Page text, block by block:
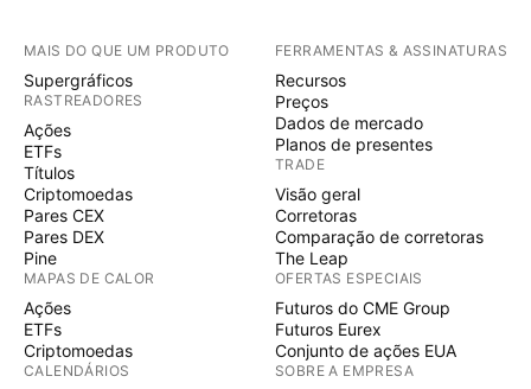
MAIS DO QUE UM PRODUTO
Supergráficos
RASTREADORES
Ações
ETFs
Títulos
Criptomoedas
Pares CEX
Pares DEX
Pine
MAPAS DE CALOR
Ações
ETFs
Criptomoedas
CALENDÁRIOS
FERRAMENTAS & ASSINATURAS
Recursos
Preços
Dados de mercado
Planos de presentes
TRADE
Visão geral
Corretoras
Comparação de corretoras
The Leap
OFERTAS ESPECIAIS
Futuros do CME Group
Futuros Eurex
Conjunto de ações EUA
SOBRE A EMPRESA